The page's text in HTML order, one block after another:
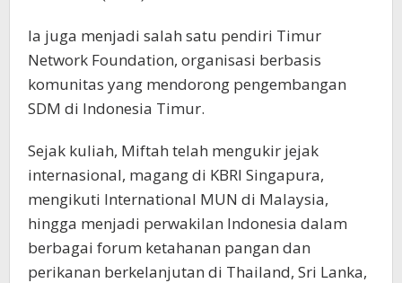
Ia juga menjadi salah satu pendiri Timur
Network Foundation, organisasi berbasis
komunitas yang mendorong pengembangan
SDM di Indonesia Timur.
Sejak kuliah, Miftah telah mengukir jejak
internasional, magang di KBRI Singapura,
mengikuti International MUN di Malaysia,
hingga menjadi perwakilan Indonesia dalam
berbagai forum ketahanan pangan dan
perikanan berkelanjutan di Thailand, Sri Lanka,